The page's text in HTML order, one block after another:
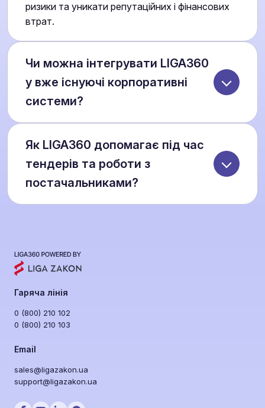
ризики та уникати репутаційних і фінансових
втрат.
Чи можна інтегрувати LIGA360
у вже існуючі корпоративні
системи?
внутрішніми бізнес-рішеннями. Це забезпечує
єдине інформаційне середовище для юристів,
фінансів, комплаєнсу та топ-менеджменту, де
всі дані та аналітика доступні в одному
інтерфейсі.
Як LIGA360 допомагає під час
тендерів та роботи з
постачальниками?
отримуєте алерти про зміни у статусі
підрядників та уникаєте токсичних
Гаряча лінія
0 (800) 210 102
0 (800) 210 103
Email
sales@ligazakon.ua
support@ligazakon.ua